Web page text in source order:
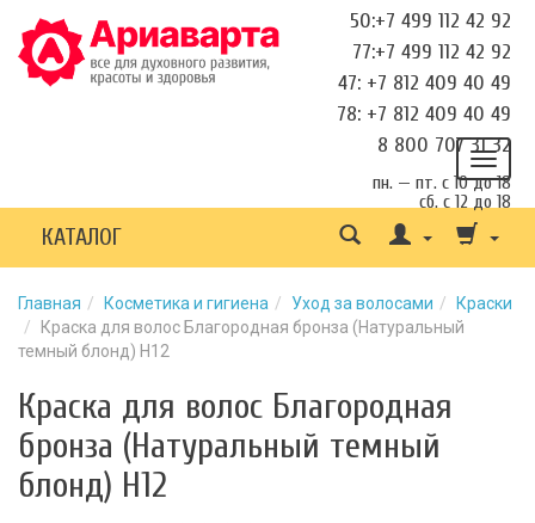
50:+7 499 112 42 92
77:+7 499 112 42 92
47: +7 812 409 40 49
78: +7 812 409 40 49
8 800 707 31 32
пн. — пт. с 10 до 18
сб. с 12 до 18
КАТАЛОГ
Главная Косметика и гигиена Уход за волосами
Краски
Краска для волос Благородная бронза (Натуральный
темный блонд) Н12
Краска для волос Благородная
бронза (Натуральный темный
блонд) Н12